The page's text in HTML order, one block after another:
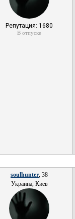
Репутация: 1680
В отпуске
soulhunter, 38
Украина, Киев